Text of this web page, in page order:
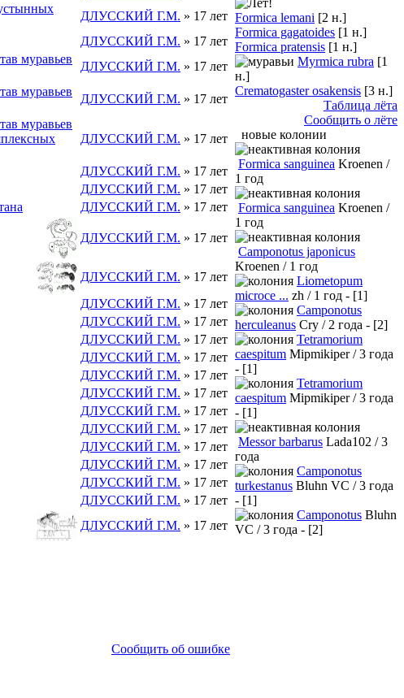
ДЛУССКИЙ Г.М. » 17 лет
ДЛУССКИЙ Г.М. » 17 лет
муравьев
ДЛУССКИЙ Г.М. » 17 лет
муравьев
ДЛУССКИЙ Г.М. » 17 лет
муравьев
ДЛУССКИЙ Г.М. » 17 лет
ДЛУССКИЙ Г.М. » 17 лет
ДЛУССКИЙ Г.М. » 17 лет
ДЛУССКИЙ Г.М. » 17 лет
ДЛУССКИЙ Г.М. » 17 лет
ДЛУССКИЙ Г.М. » 17 лет
ДЛУССКИЙ Г.М. » 17 лет
ДЛУССКИЙ Г.М. » 17 лет
ДЛУССКИЙ Г.М. » 17 лет
ДЛУССКИЙ Г.М. » 17 лет
ДЛУССКИЙ Г.М. » 17 лет
ДЛУССКИЙ Г.М. » 17 лет
ДЛУССКИЙ Г.М. » 17 лет
ДЛУССКИЙ Г.М. » 17 лет
ДЛУССКИЙ Г.М. » 17 лет
ДЛУССКИЙ Г.М. » 17 лет
ДЛУССКИЙ Г.М. » 17 лет
ДЛУССКИЙ Г.М. » 17 лет
ДЛУССКИЙ Г.М. » 17 лет
Сообщить об ошибке
Formica lemani [2 н.]
Formica gagatoides [1 н.]
Formica pratensis [1 н.]
Myrmica rubra [1
н.]
Crematogaster osakensis [3 н.]
Таблица лёта
Сообщить о лёте
новые колонии
Formica sanguinea Kroenen /
1 год
Formica sanguinea Kroenen /
1 год
Camponotus japonicus
Kroenen / 1 год
Liometopum
microce ... zh / 1 год - [1]
Camponotus
herculeanus Cry / 2 года - [2]
Tetramorium
caespitum Mipmikiper / 3 года
- [1]
Tetramorium
caespitum Mipmikiper / 3 года
- [1]
Messor barbarus Lada102 / 3
года
Camponotus
turkestanus Bluhn VC / 3 года
- [1]
Camponotus Bluhn
VC / 3 года - [2]